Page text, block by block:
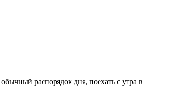
распорядок дня, поехать с утра в